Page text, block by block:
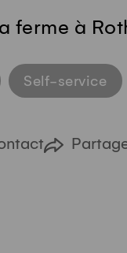
ferme à
Self-service